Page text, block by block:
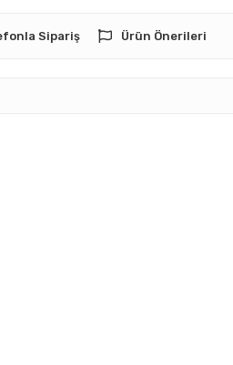
Sipariş Ürün Önerileri